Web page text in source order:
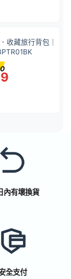
收藏旅行背包｜
內有壞換貨
全支付